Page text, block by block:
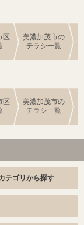
区
美濃加茂市の
チラシ一覧
区
美濃加茂市の
チラシ一覧
テゴリから探す